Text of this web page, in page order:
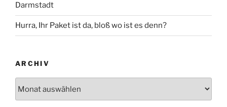
Darmstadt
Hurra, Ihr Paket ist da, bloß wo ist es denn?
ARCHIV